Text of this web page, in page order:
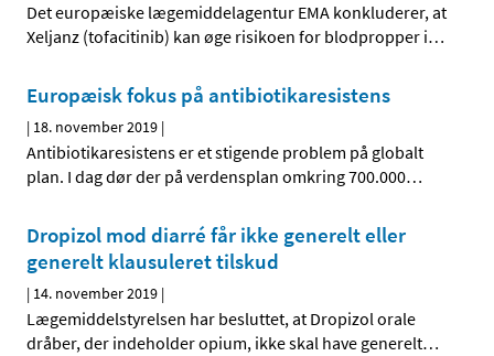
Det europæiske lægemiddelagentur EMA konkluderer, at
Xeljanz (tofacitinib) kan øge risikoen for blodpropper i…
Europæisk fokus på antibiotikaresistens
| 18. november 2019 |
Antibiotikaresistens er et stigende problem på globalt
plan. I dag dør der på verdensplan omkring 700.000…
Dropizol mod diarré får ikke generelt eller
generelt klausuleret tilskud
| 14. november 2019 |
Lægemiddelstyrelsen har besluttet, at Dropizol orale
dråber, der indeholder opium, ikke skal have generelt…